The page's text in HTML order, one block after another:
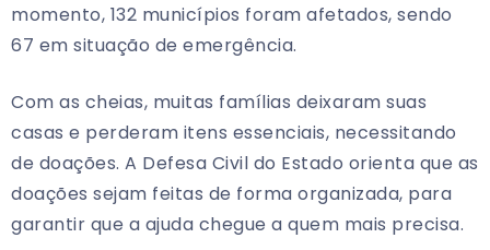
momento, 132 municípios foram afetados, sendo
67 em situação de emergência.
Com as cheias, muitas famílias deixaram suas
casas e perderam itens essenciais, necessitando
de doações. A Defesa Civil do Estado orienta que as
doações sejam feitas de forma organizada, para
garantir que a ajuda chegue a quem mais precisa.